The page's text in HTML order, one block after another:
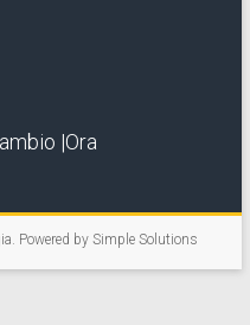
|Ora
. Powered by Simple Solutions